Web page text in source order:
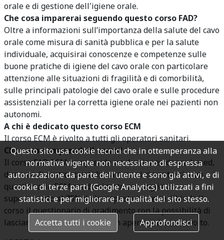
orale e di gestione dell'igiene orale.
Che cosa imparerai seguendo questo corso FAD?
Oltre a informazioni sull’importanza della salute del cavo
orale come misura di sanità pubblica e per la salute
individuale, acquisirai conoscenze e competenze sulle
buone pratiche di igiene del cavo orale con particolare
attenzione alle situazioni di fragilità e di comorbilità,
sulle principali patologie del cavo orale e sulle procedure
assistenziali per la corretta igiene orale nei pazienti non
autonomi.
A chi è dedicato questo corso ECM
Il corso ECM è rivolto a tutti gli operatori sanitari.
Che cosa comprende il corso?
Il corso FAD ECM comprende un dossier evidence based,
due casi di pratica quotidiana con cui cimentarsi e un
questionario ECM randomizzato con soglia di
superamento al 75% delle risposte corrette. Chiude il
corso il questionario di gradimento con la possibilità di
lasciare anche un commento in aperto sul corso svolto.
Questo sito usa cookie tecnici che in ottemperanza alla
normativa vigente non necessitano di espressa
autorizzazione da parte dell'utente e sono già attivi, e di
cookie di terze parti (Google Analytics) utilizzati a fini
statistici e per migliorare la qualità del sito stesso.
Accetta tutti i cookie Approfondisci